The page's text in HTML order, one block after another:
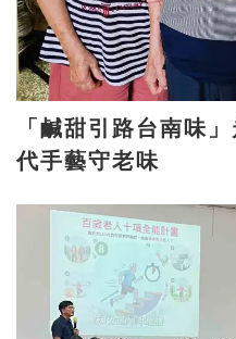
「鹹甜引路台南味」走訪喜
代手藝守老味